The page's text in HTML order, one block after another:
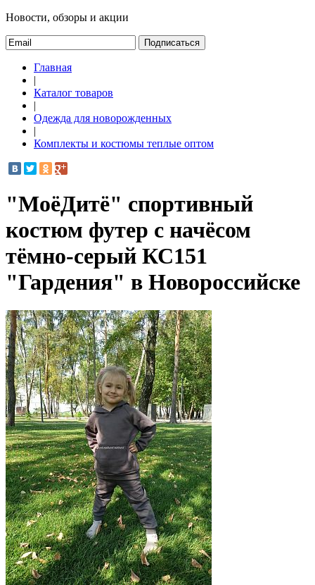
Новости, обзоры и акции
Подписаться
Главная
|
Каталог товаров
|
Одежда для новорожденных
|
Комплекты и костюмы теплые оптом
"МоёДитё" спортивный
костюм футер с начёсом
тёмно-серый КС151
"Гардения" в Новороссийске